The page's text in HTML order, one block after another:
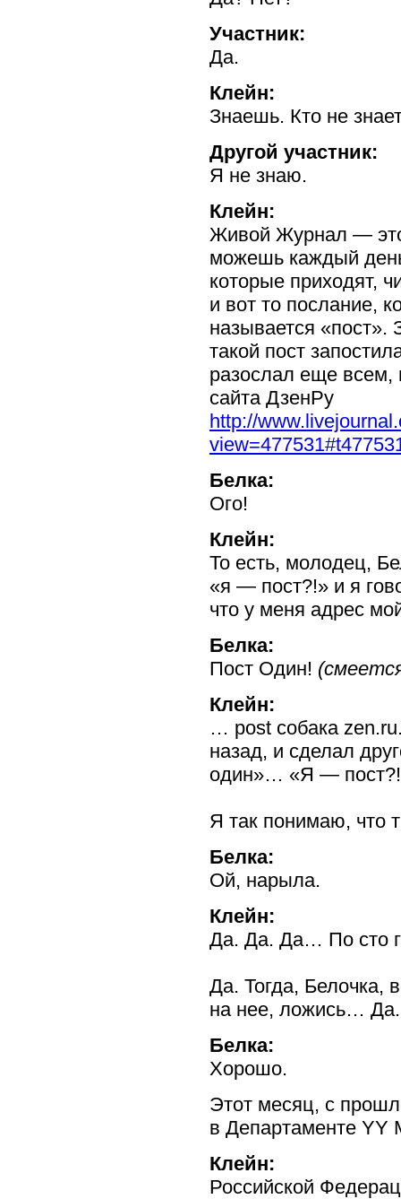
Участник:
Да.
Клейн:
Знаешь. Кто не
Другой участник:
Я не знаю.
Клейн:
Живой Журнал —
можешь каждый
которые приходят,
и вот то послание,
называется «пост».
такой пост
разослал еще всем,
сайта ДзенРу
http://
Белка:
Ого!
Клейн:
То есть, молодец,
«я — пост?!» и я
что у меня адрес
Белка:
Пост Один!
Клейн:
… post собака
назад, и сделал
один»… «Я —
Я так понимаю, что
Белка:
Ой, нарыла.
Клейн:
Да. Да. Да… По
Да. Тогда, Белочка,
на нее, ложись…
Белка:
Хорошо.
Этот месяц, с
в Департаменте YY
Клейн:
Российской